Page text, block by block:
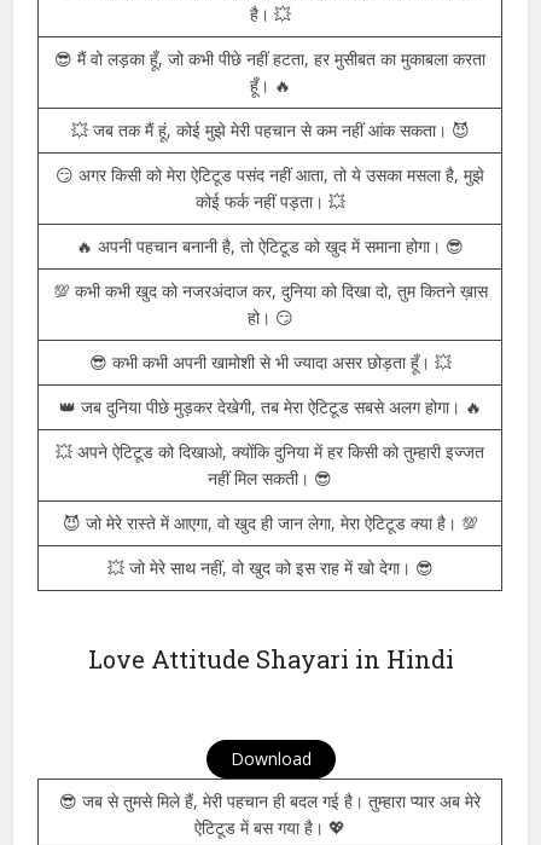
😏 लड़ाई और ऐटिटूड दोनों में एक ही फर्क है, जो खुद पर विश्वास करता है,
वो कभी नहीं हारता। 💪
💯 मेरा ऐटिटूड, मेरी शख्सियत का हिस्सा है, ये मुझे और भी बेहतरीन बनाता
है। 😎
👑 जो कहे ऐटिटूड दिखाना चाहिए, मैं कहता हूँ, ऐटिटूड तो खुद दिख जाता
है। 💥
😎 मैं वो लड़का हूँ, जो कभी पीछे नहीं हटता, हर मुसीबत का मुकाबला करता
हूँ। 🔥
💥 जब तक मैं हूं, कोई मुझे मेरी पहचान से कम नहीं आंक सकता। 😈
😏 अगर किसी को मेरा ऐटिटूड पसंद नहीं आता, तो ये उसका मसला है, मुझे
कोई फर्क नहीं पड़ता। 💥
🔥 अपनी पहचान बनानी है, तो ऐटिटूड को खुद में समाना होगा। 😎
💯 कभी कभी खुद को नजरअंदाज कर, दुनिया को दिखा दो, तुम कितने ख़ास
हो। 😏
😎 कभी कभी अपनी खामोशी से भी ज्यादा असर छोड़ता हूँ। 💥
👑 जब दुनिया पीछे मुड़कर देखेगी, तब मेरा ऐटिटूड सबसे अलग होगा। 🔥
नहीं मिल सकती। 😎
💥 जो मेरे साथ नहीं, वो खुद को इस राह में खो देगा। 😎
Love Attitude Shayari in Hindi